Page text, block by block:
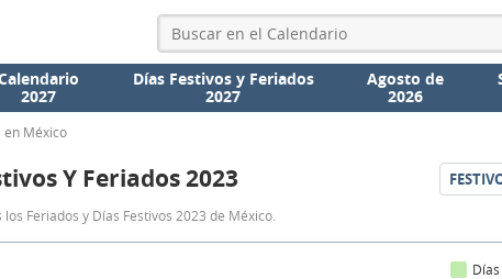
2027
Días Festivos y Feriados
2027
Agosto de
2026
en México
Días
Festivos
Y Feriados 2023
Feriados y Días Festivos 2023 de México.